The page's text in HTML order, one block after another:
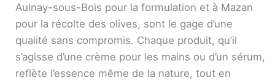
Aulnay-sous-Bois pour la formulation et à Mazan
pour la récolte des olives, sont le gage d’une
qualité sans compromis. Chaque produit, qu’il
s’agisse d’une crème pour les mains ou d’un sérum,
reflète l’essence même de la nature, tout en